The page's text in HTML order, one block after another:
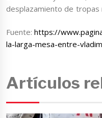
desplazamiento de tropas
Fuente:https://
la-larga-mesa-entre-
Artículos